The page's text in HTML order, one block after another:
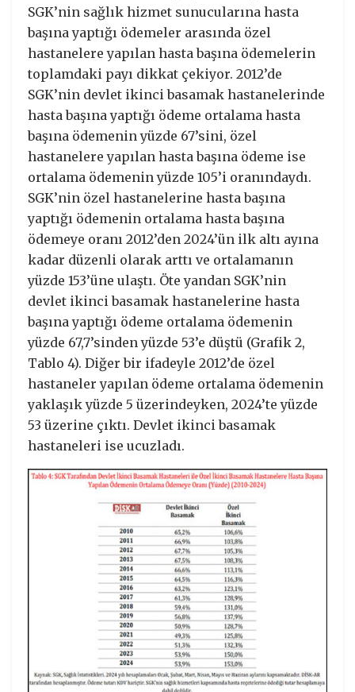
SGK’nin sağlık hizmet sunucularına hasta
başına yaptığı ödemeler arasında özel
hastanelere yapılan hasta başına ödemelerin
toplamdaki payı dikkat çekiyor. 2012’de
SGK’nin devlet ikinci basamak hastanelerinde
hasta başına yaptığı ödeme ortalama hasta
başına ödemenin yüzde 67’sini, özel
hastanelere yapılan hasta başına ödeme ise
ortalama ödemenin yüzde 105’i oranındaydı.
SGK’nin özel hastanelerine hasta başına
yaptığı ödemenin ortalama hasta başına
ödemeye oranı 2012’den 2024’ün ilk altı ayına
kadar düzenli olarak arttı ve ortalamanın
yüzde 153’üne ulaştı. Öte yandan SGK’nin
devlet ikinci basamak hastanelerine hasta
başına yaptığı ödeme ortalama ödemenin
yüzde 67,7’sinden yüzde 53’e düştü (Grafik 2,
Tablo 4). Diğer bir ifadeyle 2012’de özel
hastaneler yapılan ödeme ortalama ödemenin
yaklaşık yüzde 5 üzerindeyken, 2024’te yüzde
53 üzerine çıktı. Devlet ikinci basamak
hastaneleri ise ucuzladı.